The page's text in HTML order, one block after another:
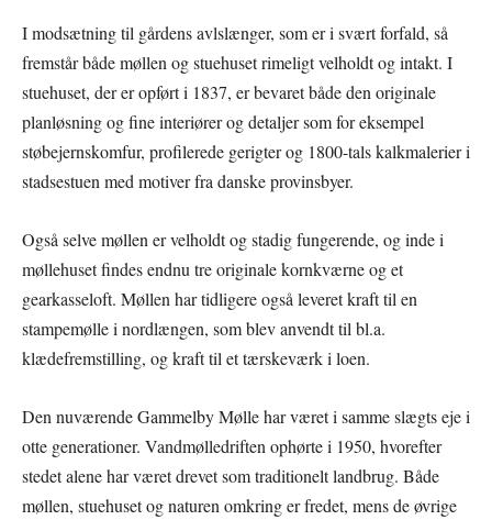
I modsætning til gårdens avlslænger, som er i svært forfald, så
fremstår både møllen og stuehuset rimeligt velholdt og intakt. I
stuehuset, der er opført i 1837, er bevaret både den originale
planløsning og fine interiører og detaljer som for eksempel
støbejernskomfur, profilerede gerigter og 1800-tals kalkmalerier i
stadsestuen med motiver fra danske provinsbyer.
Også selve møllen er velholdt og stadig fungerende, og inde i
møllehuset findes endnu tre originale kornkværne og et
gearkasseloft. Møllen har tidligere også leveret kraft til en
stampemølle i nordlængen, som blev anvendt til bl.a.
klædefremstilling, og kraft til et tærskeværk i loen.
Den nuværende Gammelby Mølle har været i samme slægts eje i
otte generationer. Vandmølledriften ophørte i 1950, hvorefter
stedet alene har været drevet som traditionelt landbrug. Både
møllen, stuehuset og naturen omkring er fredet, mens de øvrige